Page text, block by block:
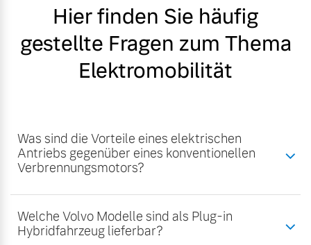
Hier finden Sie häufig
gestellte Fragen zum Thema
Elektromobilität
Was sind die Vorteile eines elektrischen
Antriebs gegenüber eines konventionellen
Verbrennungsmotors?
Welche Volvo Modelle sind als Plug-in
Hybridfahrzeug lieferbar?